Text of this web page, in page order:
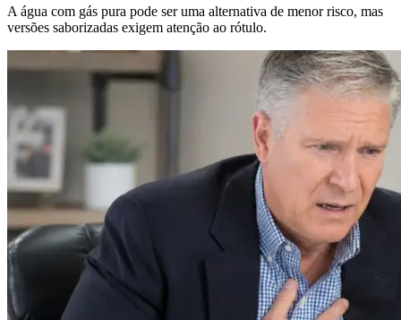
A água com gás pura pode ser uma alternativa de menor risco, mas
versões saborizadas exigem atenção ao rótulo.